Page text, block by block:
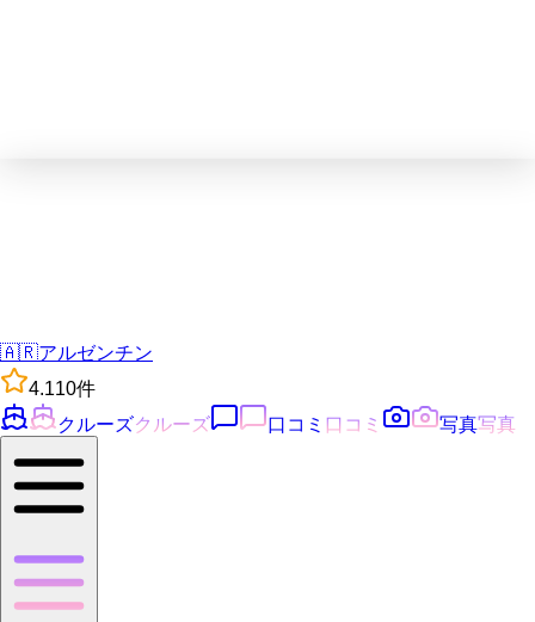
🇦🇷アルゼンチン
4.110件
クルーズクルーズ 口コミ 口コミ 写真写真